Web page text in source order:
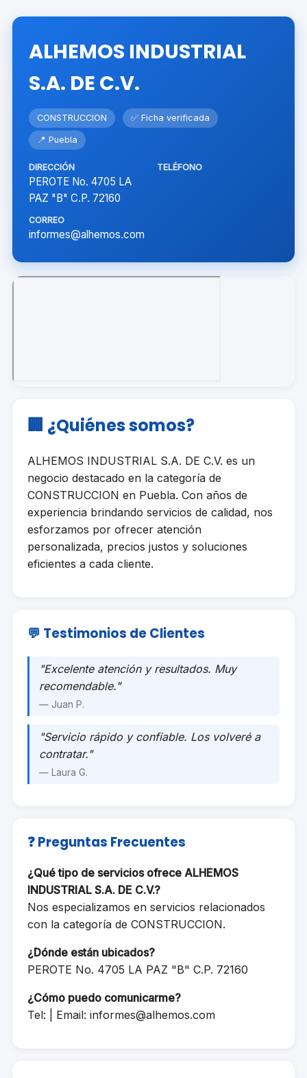
ALHEMOS INDUSTRIAL
S.A. DE C.V.
CONSTRUCCION ✅ Ficha verificada
📍 Puebla
DIRECCIÓN
PEROTE No. 4705 LA
PAZ "B" C.P. 72160
TELÉFONO
CORREO
informes@alhemos.com
🏢 ¿Quiénes somos?
ALHEMOS INDUSTRIAL S.A. DE C.V. es un
negocio destacado en la categoría de
CONSTRUCCION en Puebla. Con años de
experiencia brindando servicios de calidad, nos
esforzamos por ofrecer atención
personalizada, precios justos y soluciones
eficientes a cada cliente.
💬 Testimonios de Clientes
"Excelente atención y resultados. Muy
recomendable."
— Juan P.
"Servicio rápido y confiable. Los volveré a
contratar."
— Laura G.
❓ Preguntas Frecuentes
¿Qué tipo de servicios ofrece ALHEMOS
INDUSTRIAL S.A. DE C.V.?
Nos especializamos en servicios relacionados
con la categoría de CONSTRUCCION.
¿Dónde están ubicados?
PEROTE No. 4705 LA PAZ "B" C.P. 72160
¿Cómo puedo comunicarme?
Tel: | Email: informes@alhemos.com